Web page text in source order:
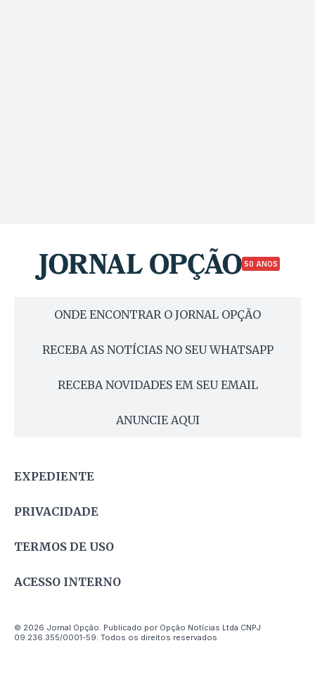
50 ANOS
ONDE ENCONTRAR O JORNAL OPÇÃO
RECEBA AS NOTÍCIAS NO SEU WHATSAPP
RECEBA NOVIDADES EM SEU EMAIL
ANUNCIE AQUI
EXPEDIENTE
PRIVACIDADE
TERMOS DE USO
ACESSO INTERNO
© 2026 Jornal Opção. Publicado por Opção Notícias Ltda CNPJ
09.236.355/0001-59. Todos os direitos reservados.